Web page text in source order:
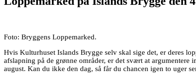
Foto: Bryggens Loppemarked.
Hvis Kulturhuset Islands Brygge selv skal sige det, er deres
afslapning på de grønne områder, er det svært at
august. Kan du ikke den dag, så får du chancen igen to uger